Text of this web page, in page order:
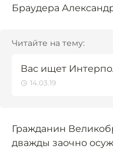
Браудера
Читайте на тему:
Вас ищет
14.03.19
Гражданин
дважды заочно